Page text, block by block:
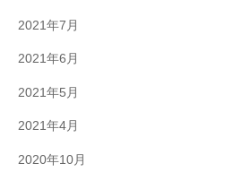
2021年7月
2021年6月
2021年5月
2021年4月
2020年10月